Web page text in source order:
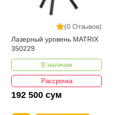
(0 Отзывов)
Лазерный уровень MATRIX
350229
В наличии
Рассрочка
192 500 сум